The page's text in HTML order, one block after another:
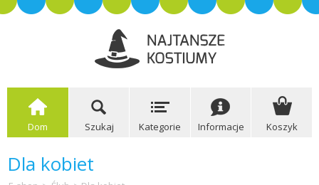
Dom Szukaj Kategorie Informacje Koszyk
Dla kobiet